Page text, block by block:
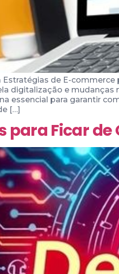
de E-commerce
digitalização e mudanças
essencial para garantir
[…]
para Ficar de